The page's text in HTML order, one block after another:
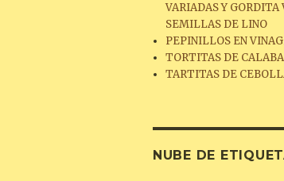
VARIADAS Y GORDITA
SEMILLAS DE LINO
PEPINILLOS EN
TORTITAS DE
TARTITAS DE
NUBE DE